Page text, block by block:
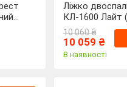
Ліжко
КЛ-1600 Лайт
каркас)
сонома (DTM-
10 060 ₴
10 059 ₴
В наявності